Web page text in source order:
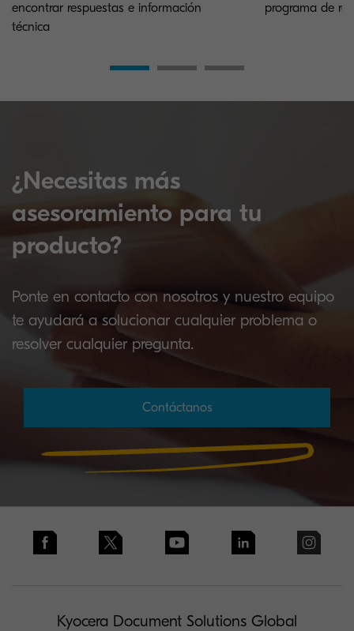
encontrar respuestas e información
técnica
programa de
¿Necesitas más
asesoramiento para tu
producto?
Ponte en contacto con nosotros y nuestro equipo
te ayudará a solucionar cualquier problema o
resolver cualquier pregunta.
Contáctanos
Kyocera Document Solutions Global